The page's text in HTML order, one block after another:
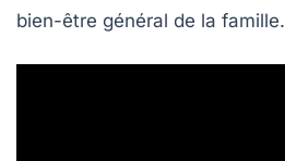
bien-être général de la famille.